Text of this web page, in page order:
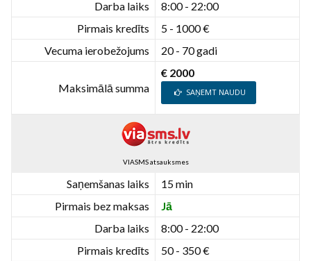
Darba laiks
8:00 - 22:00
Pirmais kredīts
5 - 1000 €
Vecuma ierobežojums
20 - 70 gadi
Maksimālā summa
€ 2000
SAŅEMT NAUDU
VIASMS atsauksmes
Saņemšanas laiks
15 min
Pirmais bez maksas
Jā
Darba laiks
8:00 - 22:00
Pirmais kredīts
50 - 350 €